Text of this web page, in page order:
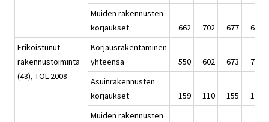
Muiden rakennusten
korjaukset
662 702 677
613
Erikoistunut
rakennustoiminta
(43), TOL 2008
Korjausrakentaminen
yhteensä
550 602 673
745
Asuinrakennusten
korjaukset
159 110 155
186
Muiden rakennusten